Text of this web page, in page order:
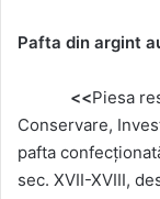
Pafta din argint
<<Piesa
Conservare,
pafta
sec. XVII-XVIII,